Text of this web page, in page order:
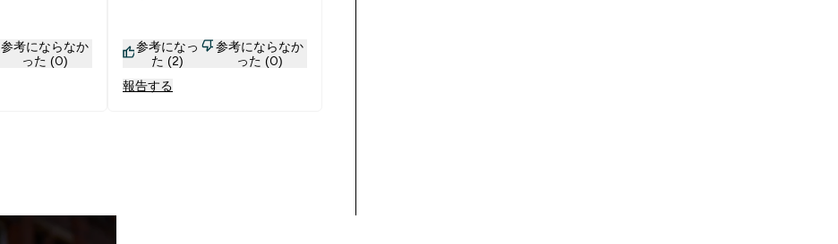
参考にならなか
った (0)
参考になっ
た (2)
参考にならなか
った (0)
報告する